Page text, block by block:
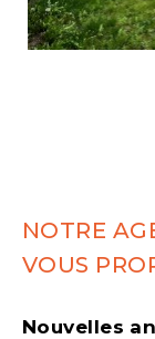
NOTRE
VOUS
Nouvelles